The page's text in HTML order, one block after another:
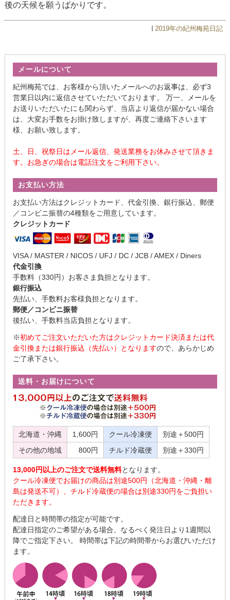
後の天候を願うばかりです。
2019年の紀州梅苑日記
メールについて
紀州梅苑では、お客様から頂いたメールへのお返事は、必ず3
営業日以内に返信させていただいております。 万一、メールを
お送りいただいたにも関わらず、当店より返信が届かない場合
は、大変お手数をお掛け致しますが、再度ご連絡下さいます
様、お願い致します。
土、日、祝祭日はメール返信、発送業務をお休みさせて頂きま
す。お急ぎの場合は電話注文をご利用下さい。
お支払い方法
お支払い方法はクレジットカード、代金引換、銀行振込、郵便
／コンビニ振替の4種類をご用意しています。
クレジットカード
VISA / MASTER / NICOS / UFJ / DC / JCB / AMEX / Diners
代金引換
手数料（330円）お客さま負担となります。
銀行振込
先払い、手数料お客様負担となります。
郵便／コンビニ振替
後払い、手数料当店負担となります。
※初めてご注文いただいた方はクレジットカード決済または代
金引換または銀行振込（先払い）となりますので、あらかじめ
ご了承下さい。
送料・お届けについて
北海道・沖縄 1,600円 クール冷凍便
別途＋500円
その他の地域
800円 チルド冷蔵便 別途＋330円
13,000円以上のご注文で送料無料となります。
クール冷凍便でお届けの商品は別途500円（北海道・沖縄・離
島は発送不可）、チルド冷蔵便の場合は別途330円をご負担い
ただきます。
配達日と時間帯の指定が可能です。
配達日指定のご希望がある場合、なるべく発注日より1週間以
降でご指定下さい。 時間帯は下記の時間帯からお選びいただけ
ます。